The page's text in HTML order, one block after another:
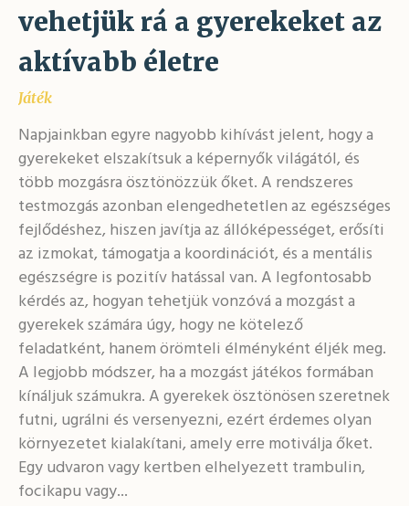
vehetjük rá a gyerekeket az
aktívabb életre
Játék
Napjainkban egyre nagyobb kihívást jelent, hogy a
gyerekeket elszakítsuk a képernyők világától, és
több mozgásra ösztönözzük őket. A rendszeres
testmozgás azonban elengedhetetlen az egészséges
fejlődéshez, hiszen javítja az állóképességet, erősíti
az izmokat, támogatja a koordinációt, és a mentális
egészségre is pozitív hatással van. A legfontosabb
kérdés az, hogyan tehetjük vonzóvá a mozgást a
gyerekek számára úgy, hogy ne kötelező
feladatként, hanem örömteli élményként éljék meg.
A legjobb módszer, ha a mozgást játékos formában
kínáljuk számukra. A gyerekek ösztönösen szeretnek
futni, ugrálni és versenyezni, ezért érdemes olyan
környezetet kialakítani, amely erre motiválja őket.
Egy udvaron vagy kertben elhelyezett trambulin,
focikapu vagy...